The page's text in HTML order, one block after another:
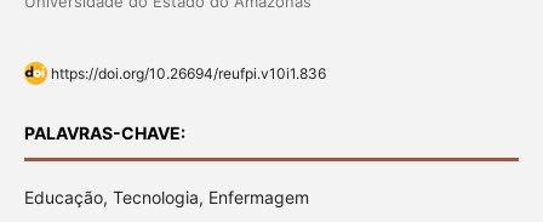
https://doi.org/10.26694/reufpi.v10i1.836
PALAVRAS-CHAVE:
Educação, Tecnologia, Enfermagem